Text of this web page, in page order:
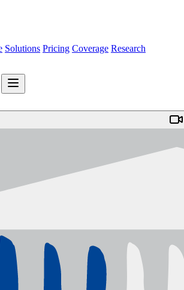
Solutions Pricing Coverage Research